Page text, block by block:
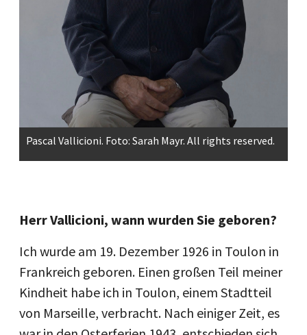
Pascal Vallicioni. Foto: Sarah Mayr. All rights reserved.
Herr Vallicioni, wann wurden Sie geboren?
Ich wurde am 19. Dezember 1926 in Toulon in
Frankreich geboren. Einen großen Teil meiner
Kindheit habe ich in Toulon, einem Stadtteil
von Marseille, verbracht. Nach einiger Zeit, es